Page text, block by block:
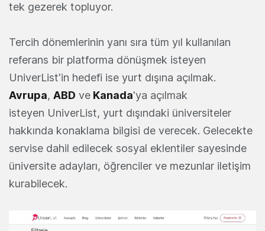
tek gezerek topluyor.
Tercih dönemlerinin yanı sıra tüm yıl kullanılan
referans bir platforma dönüşmek isteyen
UniverList'in hedefi ise yurt dışına açılmak.
Avrupa, ABD ve Kanada'ya açılmak
isteyen UniverList, yurt dışındaki üniversiteler
hakkında konaklama bilgisi de verecek. Gelecekte
servise dahil edilecek sosyal eklentiler sayesinde
üniversite adayları, öğrenciler ve mezunlar iletişim
kurabilecek.